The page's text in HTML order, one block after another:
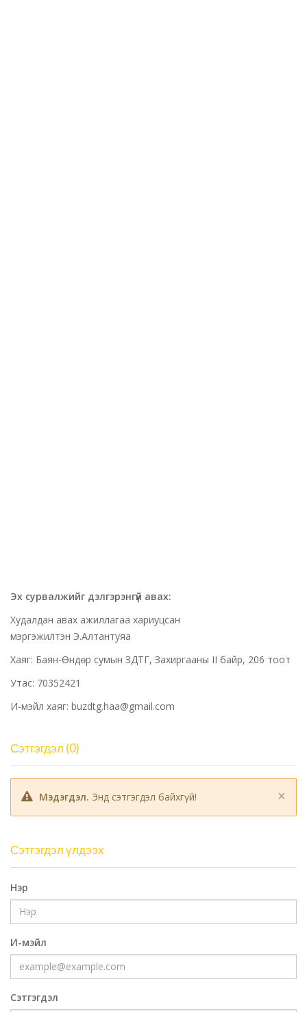
Эх сурвалжийг дэлгэрэнгүй авах:
Худалдан авах ажиллагаа хариуцсан
мэргэжилтэн Э.Алтантуяа
Хаяг: Баян-Өндөр сумын ЗДТГ, Захиргааны II байр, 206 тоот
Утас: 70352421
И-мэйл хаяг: buzdtg.haa@gmail.com
Сэтгэгдэл (0)
×
Мэдэгдэл. Энд сэтгэгдэл байхгүй!
Сэтгэгдэл үлдээх
Нэр
И-мэйл
Сэтгэгдэл